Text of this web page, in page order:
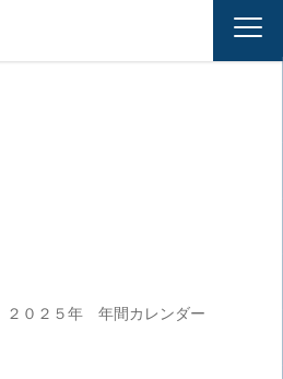
２０２５年 年間カレンダー